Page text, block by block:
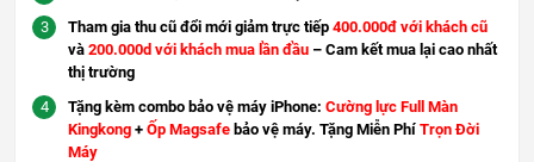
Tham gia thu cũ đổi mới giảm trực tiếp 400.000đ với khách cũ
và 200.000d với khách mua lần đầu – Cam kết mua lại cao nhất
thị trường
Tặng kèm combo bảo vệ máy iPhone: Cường lực Full Màn
Kingkong + Ốp Magsafe bảo vệ máy. Tặng Miễn Phí Trọn Đời
Máy